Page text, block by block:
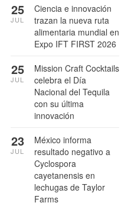
Ciencia e innovación
trazan la nueva ruta
alimentaria mundial en
Expo IFT FIRST 2026
25
JUL
Mission Craft Cocktails
celebra el Día
Nacional del Tequila
con su última
innovación
25
JUL
México informa
resultado negativo a
Cyclospora
cayetanensis en
lechugas de Taylor
Farms
23
JUL